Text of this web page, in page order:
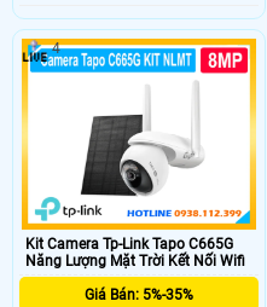
Kit Camera Tp-Link Tapo C665G
Năng Lượng Mặt Trời Kết Nối Wifi
Giá Bán: 5%-35%
4